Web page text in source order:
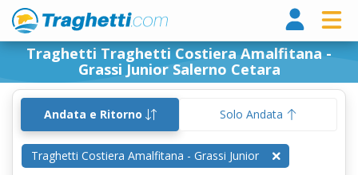
Traghetti Traghetti Costiera Amalfitana -
Grassi Junior Salerno Cetara
Andata e Ritorno Solo Andata
Traghetti Costiera Amalfitana - Grassi Junior